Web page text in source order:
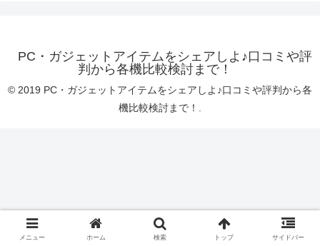
PC・ガジェットアイテムをシェアしよ♪口コミや評
判から各機比較検討まで！
© 2019 PC・ガジェットアイテムをシェアしよ♪口コミや評判から各
機比較検討まで！.
メニュー ホーム 検索 トップ サイドバー